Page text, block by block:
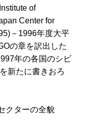
of
Center for
－1996年度大平
の章を訳出した
年の各国のシビ
新たに書きおろ
クターの全貌